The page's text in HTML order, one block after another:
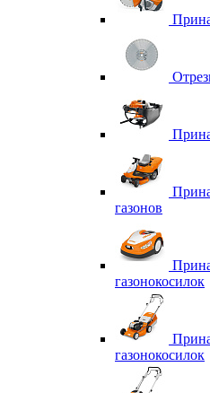
газонов
газонокосилок
газонокосилок